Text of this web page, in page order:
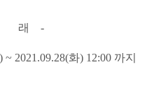
래 -
) ~ 2021.09.28(화) 12:00 까지